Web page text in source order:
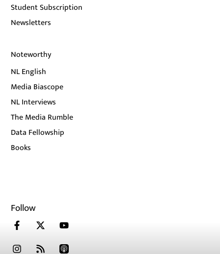
Student Subscription
Newsletters
Noteworthy
NL English
Media Biascope
NL Interviews
The Media Rumble
Data Fellowship
Books
Follow